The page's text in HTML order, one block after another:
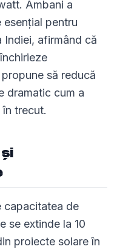
Ambani a
pentru
afirmând că
să reducă
dramatic cum a
trecut.
capacitatea de
se extinde la 10
proiecte solare în